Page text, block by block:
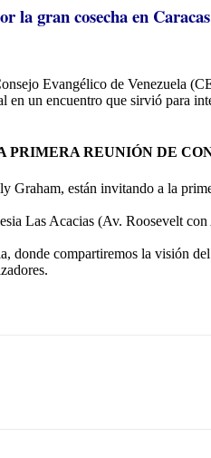
la gran cosecha en
Evangélico de Venezuela
un encuentro que sirvió para
PRIMERA REUNIÓN DE
están invitando a la
Las Acacias (Av. Roosevelt
compartiremos la visión